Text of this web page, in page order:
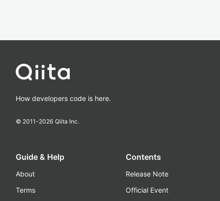
How developers code is here.
© 2011-2026 Qiita Inc.
Guide & Help
About
Terms
Contents
Release Note
Official Event